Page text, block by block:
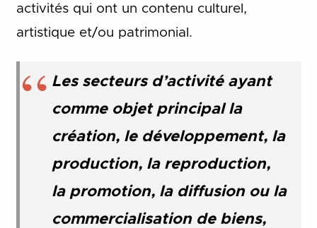
activités qui ont un contenu culturel,
artistique et/ou patrimonial.
Les secteurs d’activité ayant
comme objet principal la
création, le développement, la
production, la reproduction,
la promotion, la diffusion ou la
commercialisation de biens,